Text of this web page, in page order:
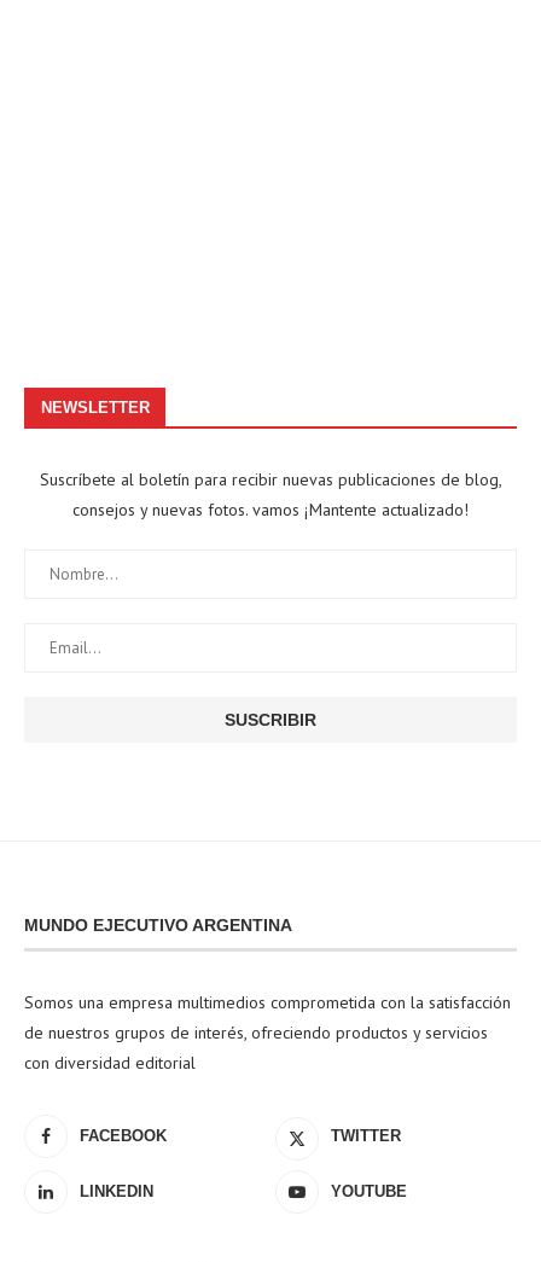
NEWSLETTER
Suscríbete al boletín para recibir nuevas publicaciones de blog,
consejos y nuevas fotos. vamos ¡Mantente actualizado!
MUNDO EJECUTIVO ARGENTINA
Somos una empresa multimedios comprometida con la satisfacción
de nuestros grupos de interés, ofreciendo productos y servicios
con diversidad editorial
FACEBOOK TWITTER
LINKEDIN YOUTUBE